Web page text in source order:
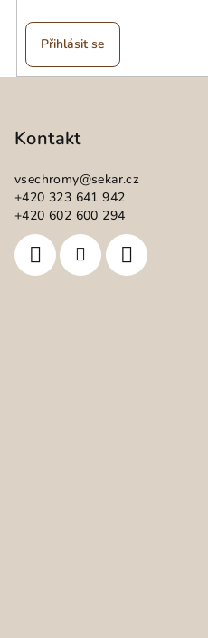
Přihlásit se
Kontakt
vsechromy@sekar.cz
+420 323 641 942
+420 602 600 294